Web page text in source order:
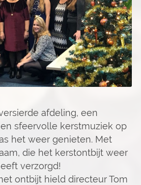
afdeling, een
sfeervolle kerstmuziek op
het weer genieten. Met
die het kerstontbijt weer
verzorgd!
ontbijt hield directeur Tom